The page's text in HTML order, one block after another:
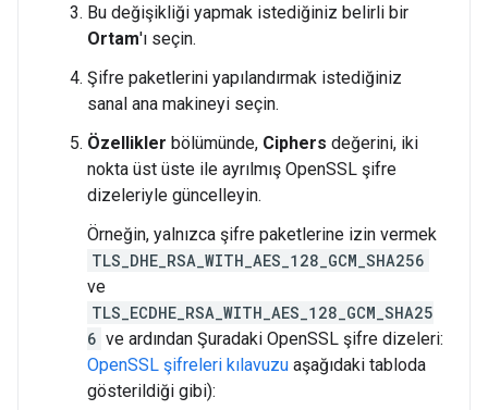
Bu değişikliği yapmak istediğiniz belirli bir
Ortam'ı seçin.
Şifre paketlerini yapılandırmak istediğiniz
sanal ana makineyi seçin.
Özellikler bölümünde, Ciphers değerini, iki
nokta üst üste ile ayrılmış OpenSSL şifre
dizeleriyle güncelleyin.
Örneğin, yalnızca şifre paketlerine izin vermek
TLS_DHE_RSA_WITH_AES_128_GCM_SHA256
ve
TLS_ECDHE_RSA_WITH_AES_128_GCM_SHA25
6 ve ardından Şuradaki OpenSSL şifre dizeleri:
OpenSSL şifreleri kılavuzu aşağıdaki tabloda
gösterildiği gibi):